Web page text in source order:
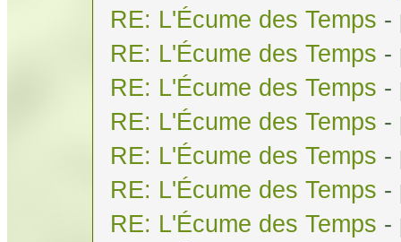
RE: L'Écume des Temps -
RE: L'Écume des Temps -
RE: L'Écume des Temps -
RE: L'Écume des Temps -
RE: L'Écume des Temps -
RE: L'Écume des Temps -
RE: L'Écume des Temps -